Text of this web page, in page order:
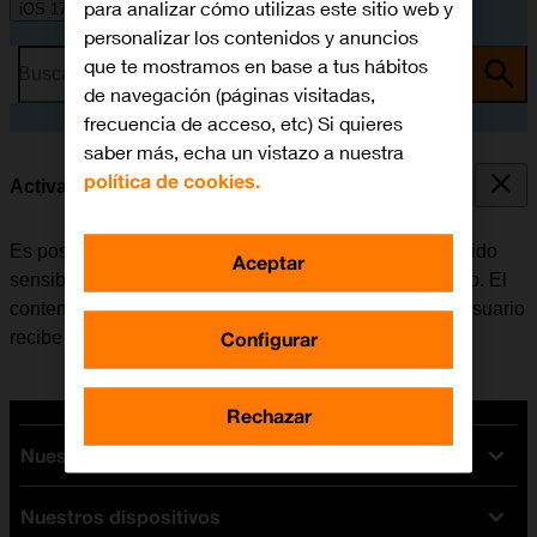
iOS 17
Busca por problema o tema
Activar o desactivar el aviso de contenido sensible
Es posible configurar el móvil para que registre contenido
sensible de fotografías y vídeos recibidos en el teléfono. El
contenido de la fotografía o el vídeo sale borroso y el usuario
recibe una advertencia antes de optar por verlo.
Nuestras tarifas
Tarifas Orange
Nuestros dispositivos
para analizar cómo utilizas este sitio web y
personalizar los contenidos y anuncios
que te mostramos en base a tus hábitos
de navegación (páginas visitadas,
frecuencia de acceso, etc) Si quieres
saber más, echa un vistazo a nuestra
política de cookies.
Configurar
Rechazar
Aceptar